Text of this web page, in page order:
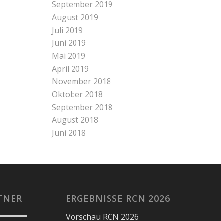
September 2019
August 2019
Juli 2019
Juni 2019
Mai 2019
April 2019
November 2018
Oktober 2018
September 2018
August 2018
Juni 2018
ERGEBNISSE RCN 2026
Vorschau RCN 2026